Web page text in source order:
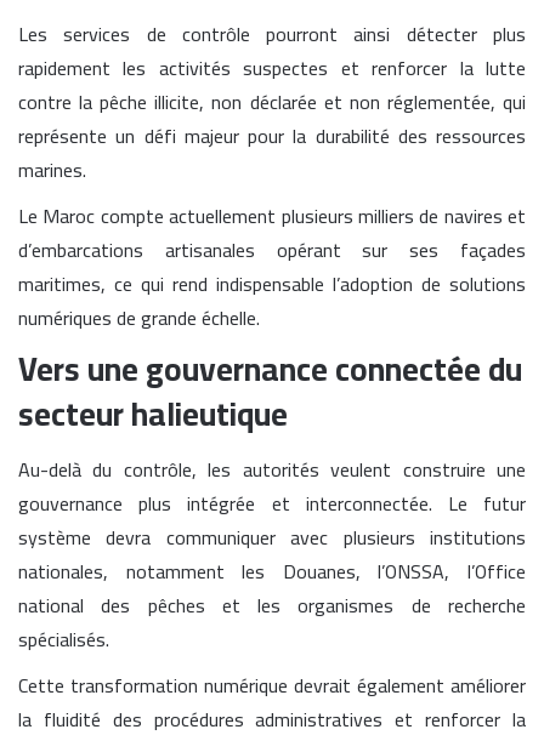
Les services de contrôle pourront ainsi détecter plus
rapidement les activités suspectes et renforcer la lutte
contre la pêche illicite, non déclarée et non réglementée, qui
représente un défi majeur pour la durabilité des ressources
marines.
Le Maroc compte actuellement plusieurs milliers de navires et
d’embarcations artisanales opérant sur ses façades
maritimes, ce qui rend indispensable l’adoption de solutions
numériques de grande échelle.
Vers une gouvernance connectée du
secteur halieutique
Au-delà du contrôle, les autorités veulent construire une
gouvernance plus intégrée et interconnectée. Le futur
système devra communiquer avec plusieurs institutions
nationales, notamment les Douanes, l’ONSSA, l’Office
national des pêches et les organismes de recherche
spécialisés.
Cette transformation numérique devrait également améliorer
la fluidité des procédures administratives et renforcer la